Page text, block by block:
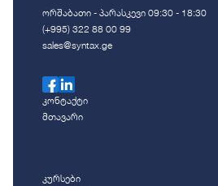
ორშაბათი - პარასკევი 09:30 - 18:30
(+995) 322 88 00 99
sales@syntax.ge
კონტაქტი
მთავარი
კურსები